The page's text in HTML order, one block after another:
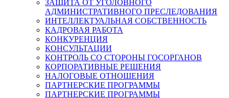
ЗАЩИТА ОТ УГОЛОВНОГО
АДМИНИСТРАТИВНОГО ПРЕСЛЕДОВАНИЯ
ИНТЕЛЛЕКТУАЛЬНАЯ СОБСТВЕННОСТЬ
КАДРОВАЯ РАБОТА
КОНКУРЕНЦИЯ
КОНСУЛЬТАЦИИ
КОНТРОЛЬ СО СТОРОНЫ ГОСОРГАНОВ
КОРПОРАТИВНЫЕ РЕШЕНИЯ
НАЛОГОВЫЕ ОТНОШЕНИЯ
ПАРТНЕРСКИЕ ПРОГРАММЫ
ПАРТНЕРСКИЕ ПРОГРАММЫ